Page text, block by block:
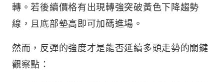
轉。若後續價格有出現轉強突破黃色下降趨勢
線，且底部墊高即可加碼進場。
然而，反彈的強度才是能否延續多頭走勢的關鍵
觀察點：